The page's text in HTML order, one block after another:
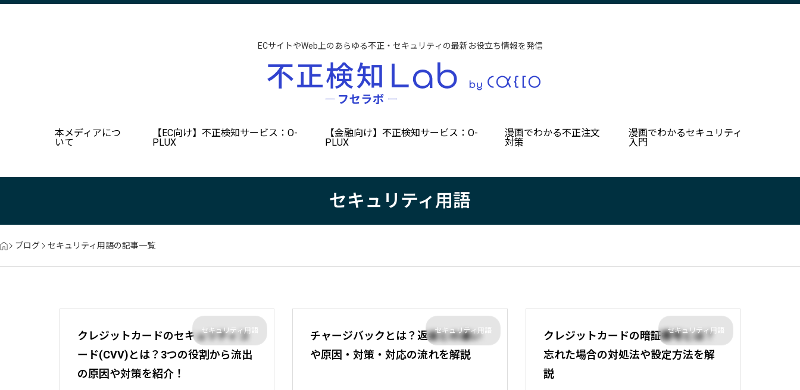
ECサイトやWeb上のあらゆる不正・セキュリティの最新お役立ち情報を発信
本メディアにつ
いて
【EC向け】不正検知サービス：O-
PLUX
【金融向け】不正検知サービス：O-
PLUX
漫画でわかる不正注文
対策
漫画でわかるセキュリティ
入門
セキュリティ用語
ブログ セキュリティ用語の記事一覧
セキュリティ用語
クレジットカードのセキュリティコ
ード(CVV)とは？3つの役割から流出
の原因や対策を紹介！
セキュリティ用語
チャージバックとは？返金との違い
や原因・対策・対応の流れを解説
セキュリティ用語
クレジットカードの暗証番号とは？
忘れた場合の対処法や設定方法を解
説